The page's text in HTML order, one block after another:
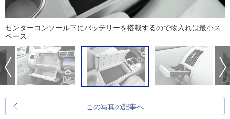
センターコンソール下にバッテリーを搭載するので物入れは最小ス
ペース
この写真の記事へ